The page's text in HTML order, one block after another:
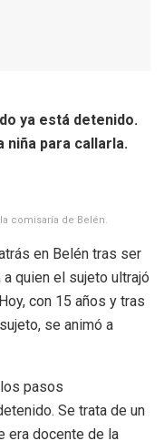
ya está detenido.
niña para callarla.
comisaría de Belén.
en Belén tras ser
quien el sujeto ultrajó
con 15 años y tras
se animó a
pasos
Se trata de un
era docente de la